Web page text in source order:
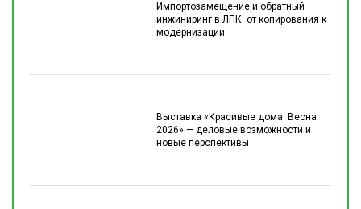
Импортозамещение и обратный
инжиниринг в ЛПК: от копирования к
модернизации
Выставка «Красивые дома. Весна
2026» — деловые возможности и
новые перспективы